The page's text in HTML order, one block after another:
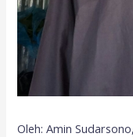
Oleh: Amin